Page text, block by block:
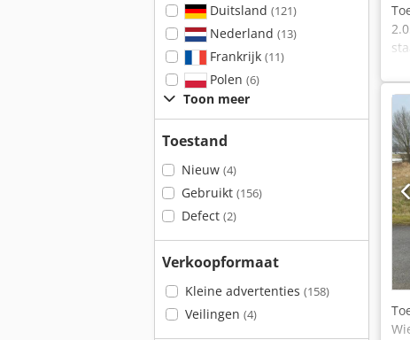
Duitsland (121)
Nederland (13)
Frankrijk (11)
Polen (6)
Toon meer
Toestand
Nieuw (4)
Gebruikt (156)
Defect (2)
Verkoopformaat
Kleine advertenties (158)
Veilingen (4)
m